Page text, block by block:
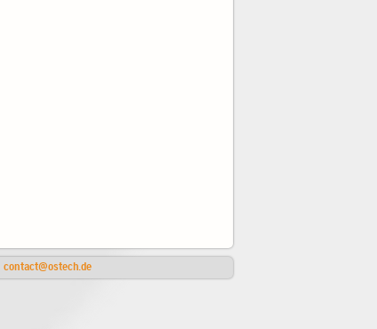
contact@ostech.de